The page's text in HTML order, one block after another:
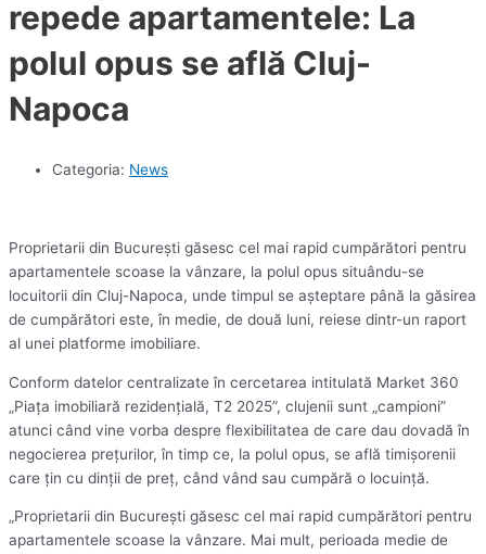
repede apartamentele: La
polul opus se află Cluj-
Napoca
Categoria: News
Proprietarii din Bucureşti găsesc cel mai rapid cumpărători pentru
apartamentele scoase la vânzare, la polul opus situându-se
locuitorii din Cluj-Napoca, unde timpul se aşteptare până la găsirea
de cumpărători este, în medie, de două luni, reiese dintr-un raport
al unei platforme imobiliare.
Conform datelor centralizate în cercetarea intitulată Market 360
„Piaţa imobiliară rezidenţială, T2 2025”, clujenii sunt „campioni”
atunci când vine vorba despre flexibilitatea de care dau dovadă în
negocierea preţurilor, în timp ce, la polul opus, se află timişorenii
care ţin cu dinţii de preţ, când vând sau cumpără o locuinţă.
„Proprietarii din Bucureşti găsesc cel mai rapid cumpărători pentru
apartamentele scoase la vânzare. Mai mult, perioada medie de